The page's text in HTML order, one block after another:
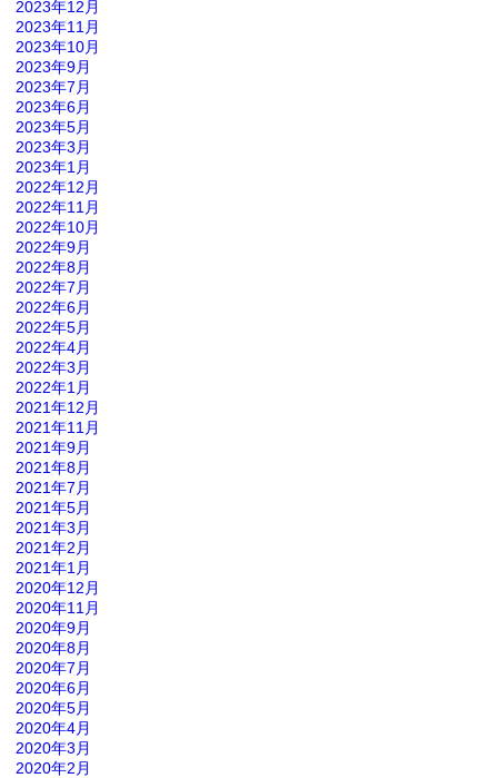
2023年12月
2023年11月
2023年10月
2023年9月
2023年7月
2023年6月
2023年5月
2023年3月
2023年1月
2022年12月
2022年11月
2022年10月
2022年9月
2022年8月
2022年7月
2022年6月
2022年5月
2022年4月
2022年3月
2022年1月
2021年12月
2021年11月
2021年9月
2021年8月
2021年7月
2021年5月
2021年3月
2021年2月
2021年1月
2020年12月
2020年11月
2020年9月
2020年8月
2020年7月
2020年6月
2020年5月
2020年4月
2020年3月
2020年2月